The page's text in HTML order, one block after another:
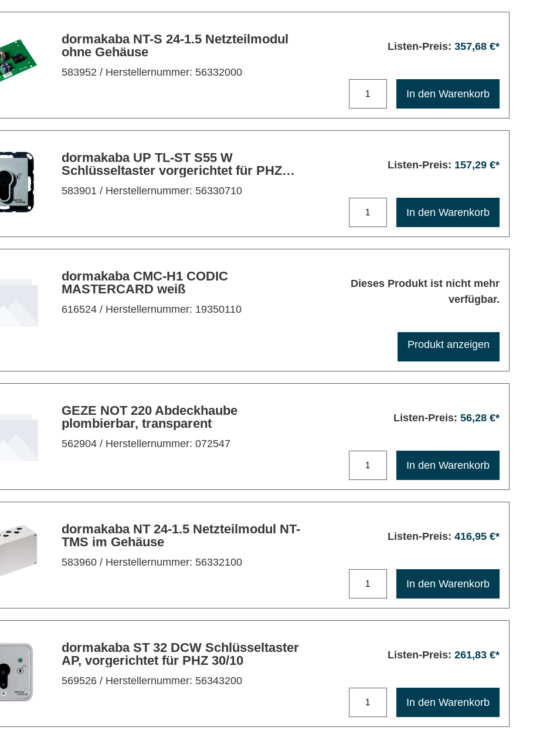
dormakaba NT-S 24-1.5 Netzteilmodul
ohne Gehäuse
583952/ Herstellernummer: 56332000
Listen-Preis: 357,68 €*
In den Warenkorb
dormakaba UP TL-ST S55 W
Schlüsseltaster vorgerichtet für PHZ
30/10, weiß
583901/ Herstellernummer: 56330710
Listen-Preis: 157,29 €*
In den Warenkorb
dormakaba CMC-H1 CODIC
MASTERCARD weiß
616524/ Herstellernummer: 19350110
Dieses Produkt ist nicht mehr
verfügbar.
Produkt anzeigen
GEZE NOT 220 Abdeckhaube
plombierbar, transparent
562904/ Herstellernummer: 072547
Listen-Preis: 56,28 €*
In den Warenkorb
dormakaba NT 24-1.5 Netzteilmodul NT-
TMS im Gehäuse
583960/ Herstellernummer: 56332100
Listen-Preis: 416,95 €*
In den Warenkorb
dormakaba ST 32 DCW Schlüsseltaster
AP, vorgerichtet für PHZ 30/10
569526/ Herstellernummer: 56343200
Listen-Preis: 261,83 €*
In den Warenkorb